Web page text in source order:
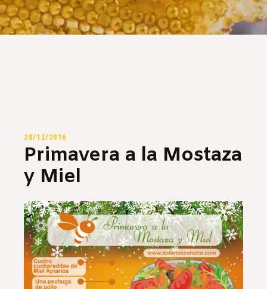
28/12/2016
Primavera a la Mostaza
y Miel